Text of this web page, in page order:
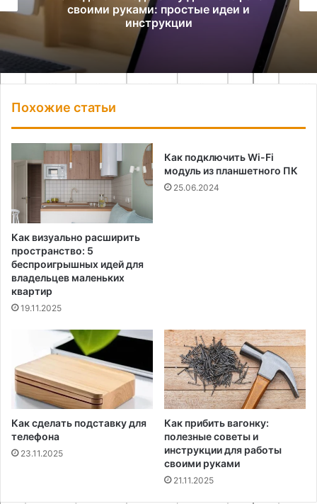
своими руками: простые идеи и
инструкции
Похожие статьи
Как визуально расширить
пространство: 5
беспроигрышных идей для
владельцев маленьких
квартир
19.11.2025
Как подключить Wi-Fi
модуль из планшетного ПК
25.06.2024
Как сделать подставку для
телефона
23.11.2025
Как прибить вагонку:
полезные советы и
инструкции для работы
своими руками
21.11.2025